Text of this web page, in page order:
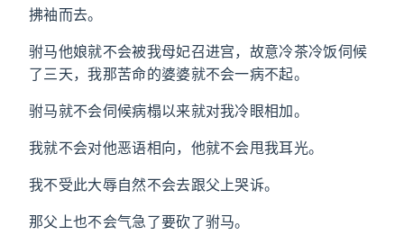
拂袖而去。
驸马他娘就不会被我母妃召进宫，故意冷茶冷饭伺候
了三天，我那苦命的婆婆就不会一病不起。
驸马就不会伺候病榻以来就对我冷眼相加。
我就不会对他恶语相向，他就不会甩我耳光。
我不受此大辱自然不会去跟父上哭诉。
那父上也不会气急了要砍了驸马。